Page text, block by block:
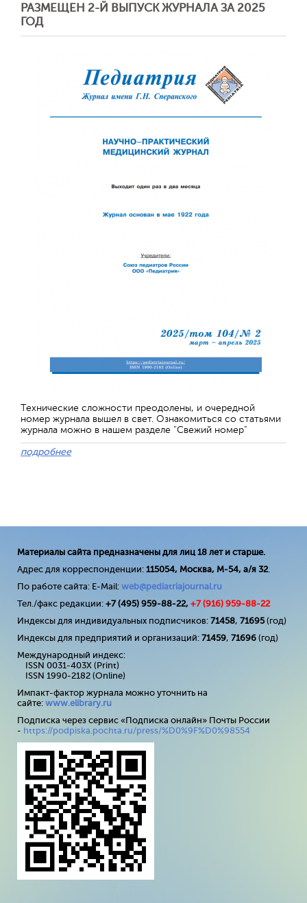
РАЗМЕЩЕН 2-Й ВЫПУСК ЖУРНАЛА ЗА 2025
ГОД
Технические сложности преодолены, и очередной
номер журнала вышел в свет. Ознакомиться со статьями
журнала можно в нашем разделе "Свежий номер"
подробнее
Материалы сайта предназначены для лиц 18 лет и старше.
Адрес для корреспонденции: 115054, Москва, М-54, а/я 32.
По работе сайта: E-Mail: web@pediatriajournal.ru
Тел./факс редакции: +7 (495) 959-88-22, +7 (916) 959-88-22
Индексы для индивидуальных подписчиков: 71458, 71695(год)
Индексы для предприятий и организаций: 71459, 71696 (год)
Международный индекс:
ISSN 0031-403X (Print)
ISSN 1990-2182 (Online)
Импакт-фактор журнала можно уточнить на
сайте: www.elibrary.ru
Подписка через сервис «Подписка онлайн» Почты России
- https://podpiska.pochta.ru/press/%D0%9F%D0%98554